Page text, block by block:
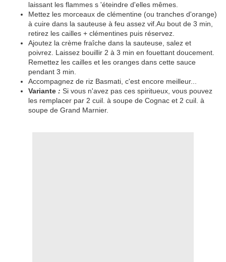
laissant les flammes s 'éteindre d'elles mêmes.
Mettez les morceaux de clémentine (ou tranches d'orange)
à cuire dans la sauteuse à feu assez vif.Au bout de 3 min,
retirez les cailles + clémentines puis réservez.
Ajoutez la crème fraîche dans la sauteuse, salez et
poivrez. Laissez bouillir 2 à 3 min en fouettant doucement.
Remettez les cailles et les oranges dans cette sauce
pendant 3 min.
Accompagnez de riz Basmati, c'est encore meilleur...
Variante : Si vous n'avez pas ces spiritueux, vous pouvez
les remplacer par 2 cuil. à soupe de Cognac et 2 cuil. à
soupe de Grand Marnier.